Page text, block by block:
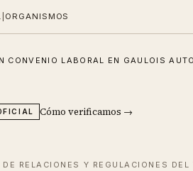
ORGANISMOS
CONVENIO LABORAL EN GAULOIS
Cómo verificamos →
RELACIONES Y REGULACIONES DEL